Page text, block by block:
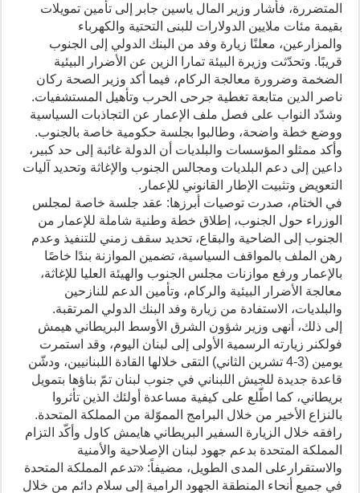
المتضررة، فأشار وزير المال ياسين جابر إلى تأمين تمويلات
بقيمة مئات ملايين الدولارات للبنى التحتية والكهرباء
والمزارعين، معلنًا زيارة وفد من البنك الدولي إلى الجنوب
قريبًا. وتحدّثت وزيرة البيئة تمارا الزين عن الأضرار البيئية
الضخمة وضرورة معالجة الركام، فيما أكد وزير الصحة ركان
ناصر الدين متابعة تغطية جرحى الحرب وتأهيل المستشفيات.
وشدّد النواب على فصل ملف الإعمار عن التجاذبات السياسية
ووضع خطة واضحة، وطالبوا بجلسة حكومية خاصة بالجنوب.
وأكد ممثلو المؤسسات والبلديات أن الدولة غائبة إلى حد كبير،
داعين إلى دعم البلديات ومجالس الجنوب والإغاثة وتحديد آليات
التعويض وتثبيت الإطار القانوني للإعمار.
في الختام، صدرت توصيات أبرزها: عقد جلسة خاصة لمجلس
الوزراء حول الجنوب، إطلاق خطة وطنية شاملة للإعمار من
الجنوب إلى الضاحية والبقاع، تحديد سقف زمني للتنفيذ وعدم
رهن الملف بالمواقف السياسية، تضمين الموازنة بندًا خاصًا
بالإعمار ورفع موازنات مجلس الجنوب والهيئة العليا للإغاثة،
معالجة الأضرار البيئية والركام، وتأمين الدعم للنازحين
والبلديات، الاستفادة من زيارة وفد البنك الدولي المرتقبة.
إلى ذلك، أنهى وزير شؤون الشرق الأوسط البريطاني هيمش
فولكنر زيارته الرسمية الأولى إلى لبنان اليوم، وقد استمرت
يومين (3-4 تشرين الثاني) التقى خلالها القادة اللبنانيين، ودشّن
قاعدة جديدة للجيش اللبناني في جنوب لبنان تمّ بناؤها بتمويل
بريطاني، كما اطّلع على كيفية مساعدة أولئك الذين تأثروا
بالنزاع الأخير من خلال البرامج المموّلة من المملكة المتحدة.
رافقه خلال الزيارة السفير البريطاني هايمش كاول وأكّد التزام
المملكة المتحدة بدعم جهود لبنان الإصلاحية والأمنية
والاستقرارعلى المدى الطويل، مضيفاً: «تدعم المملكة المتحدة
في جميع أنحاء المنطقة الجهود الرامية إلى سلام دائم من خلال